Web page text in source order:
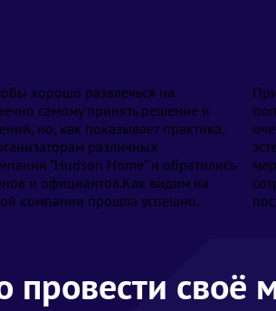
хорошо развлечься на
самому принять решение и
но, как показывает практика,
различных
"Hudson Home" и обратились
и официантов.Как видим на
компании прошла успешно.
провести своё